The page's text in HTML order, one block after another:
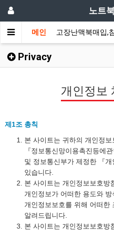
노트
메인 고장난맥북매입,
Privacy
개인정보
제1조 총칙
본 사이트는 귀하의 개인정보
『정보통신망이용촉진등에
및 정보통신부가 제정한 『
있습니다.
본 사이트는 개인정보보호방
개인정보가 어떠한 용도와
개인정보보호를 위해 어떠한
알려드립니다.
본 사이트는 개인정보보호방